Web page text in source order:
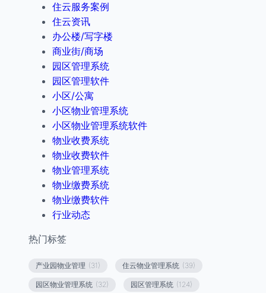
住云服务案例
住云资讯
办公楼/写字楼
商业街/商场
园区管理系统
园区管理软件
小区/公寓
小区物业管理系统
小区物业管理系统软件
物业收费系统
物业收费软件
物业管理系统
物业缴费系统
物业缴费软件
行业动态
热门标签
产业园物业管理 (31) 住云物业管理系统 (39)
园区物业管理系统 (32) 园区管理系统 (124)